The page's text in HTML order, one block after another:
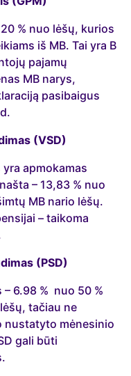
% nuo lėšų, kurios
iš MB. Tai yra B
pajamų
MB narys,
pasibaigus
(VSD)
apmokamas
– 13,83 % nuo
MB nario lėšų.
– taikoma
(PSD)
6.98 % nuo 50 %
tačiau ne
nustatyto mėnesinio
gali būti